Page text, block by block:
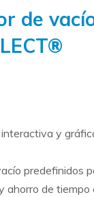
de
y
predefinidos
ahorro de tiempo